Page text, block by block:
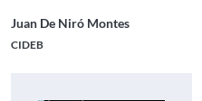
Juan De Niró Montes
CIDEB